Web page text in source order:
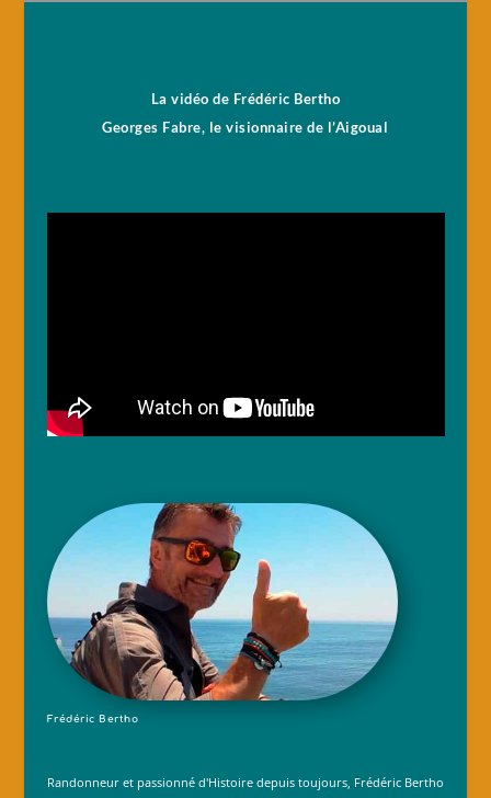
La vidéo de Frédéric Bertho
Georges Fabre, le visionnaire de l’Aigoual
Frédéric Bertho
Randonneur et passionné d'Histoire depuis toujours, Frédéric Bertho